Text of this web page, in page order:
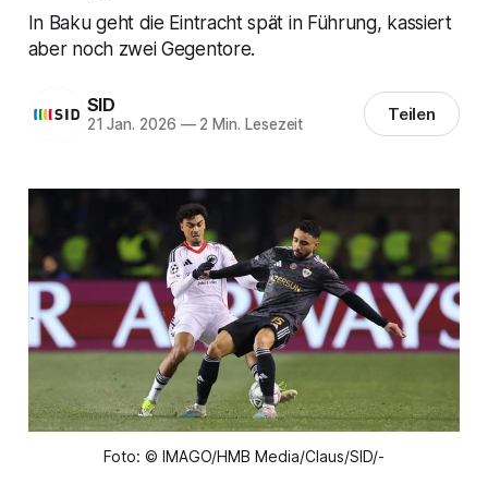
In Baku geht die Eintracht spät in Führung, kassiert
aber noch zwei Gegentore.
SID
21 Jan. 2026 —2 Min. Lesezeit Teilen
Foto: © IMAGO/HMB Media/Claus/SID/-